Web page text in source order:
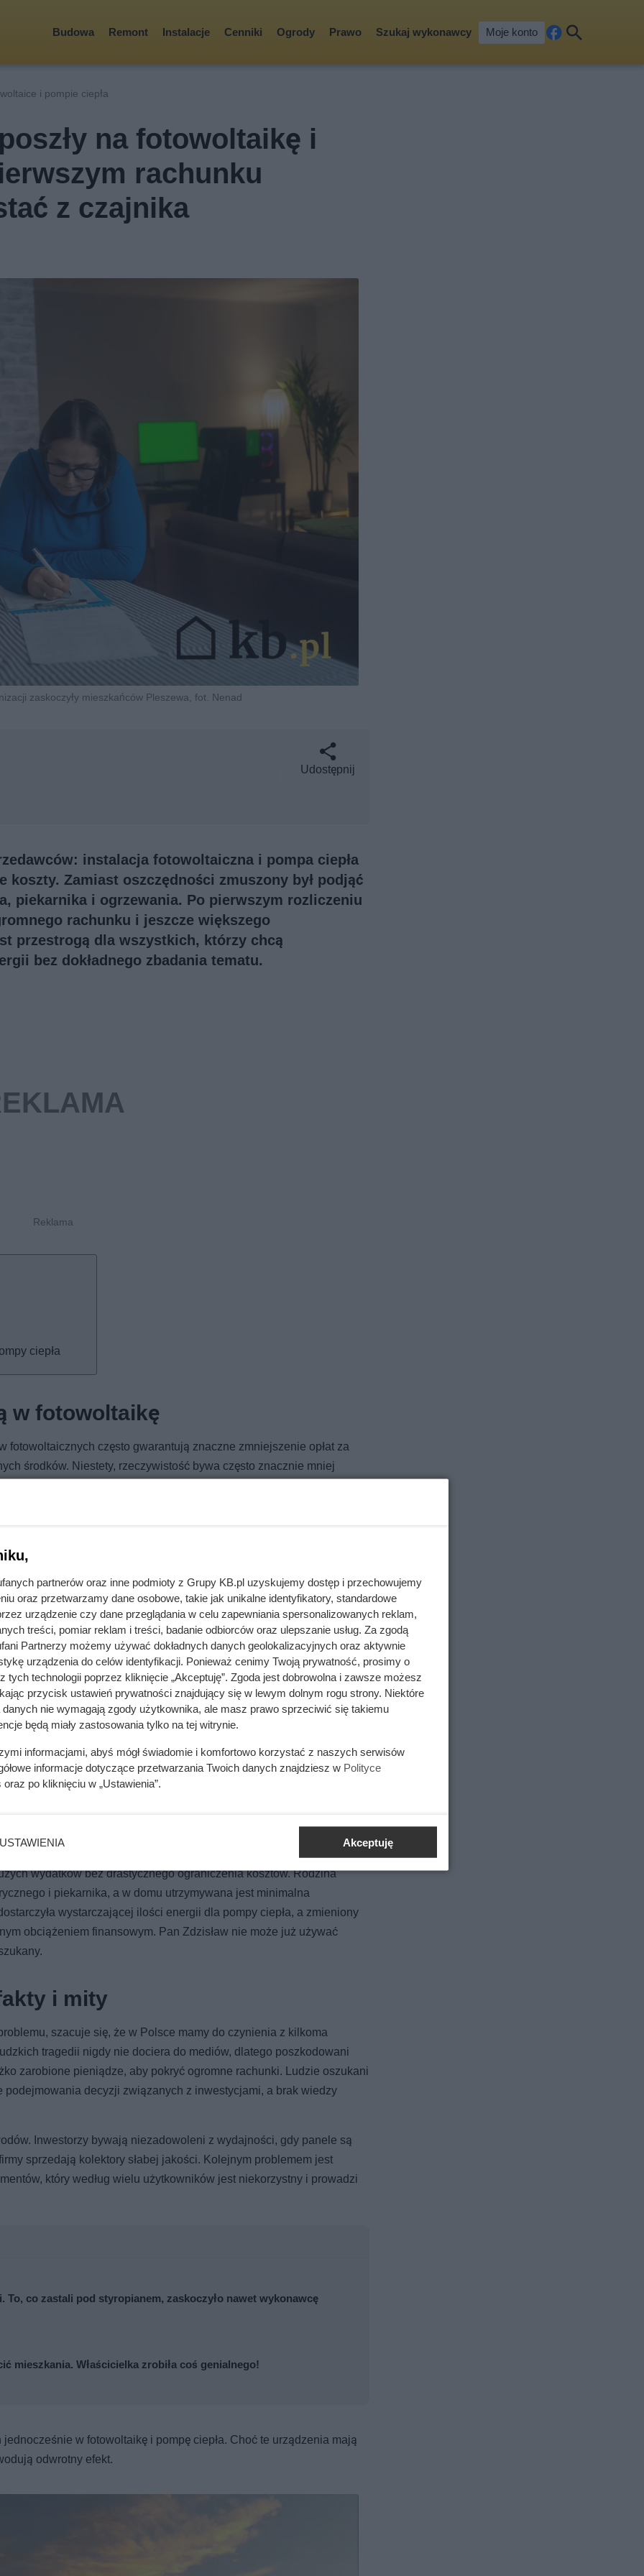
Budowa Remont Instalacje Cenniki Ogrody Prawo Szukaj wykonawcy Moje konto
cebkaj
i pompie ciepła
na fotowoltaikę i
rachunku
z czajnika
zaskoczyły mieszkańców Pleszewa, fot. Nenad
Udostępnij
instalacja fotowoltaiczna i pompa ciepła
koszty. Zamiast oszczędności zmuszony był podjąć
piekarnika i ogrzewania. Po pierwszym rozliczeniu
rachunku i jeszcze większego
przestrogą dla wszystkich, którzy chcą
bez dokładnego zbadania tematu.
ciepła
w fotowoltaikę
fotowoltaicznych często gwarantują znaczne zmniejszenie opłat za
środków. Niestety, rzeczywistość bywa często znacznie mniej
swoje oszczędności w energię odnawialną, a zamiast
kosztami. Taką relację przedstawił pan Zdzisław z Pleszewa –
związanymi z instalacją paneli słonecznych.
systemu fotowoltaicznego oraz pompy ciepła, licząc na wygodę i
w ramach programów „Czyste Powietrze” i „Twój Prąd”. Niestety,
warunkiem było usunięcie starego pieca węglowego.
programu „Czyste Powietrze” .
głównie od jednego elementu domu
z Dino. Klienci zaskoczeni
za prąd – przekraczającym dwa tysiące złotych. Jego
wydatków bez drastycznego ograniczenia kosztów. Rodzina
i piekarnika, a w domu utrzymywana jest minimalna
wystarczającej ilości energii dla pompy ciepła, a zmieniony
obciążeniem finansowym. Pan Zdzisław nie może już używać
i mity
szacuje się, że w Polsce mamy do czynienia z kilkoma
tragedii nigdy nie dociera do mediów, dlatego poszkodowani
zarobione pieniądze, aby pokryć ogromne rachunki. Ludzie oszukani
decyzji związanych z inwestycjami, a brak wiedzy
Inwestorzy bywają niezadowoleni z wydajności, gdy panele są
sprzedają kolektory słabej jakości. Kolejnym problemem jest
który według wielu użytkowników jest niekorzystny i prowadzi
To, co zastali pod styropianem, zaskoczyło nawet wykonawcę
mieszkania. Właścicielka zrobiła coś genialnego!
w fotowoltaikę i pompę ciepła. Choć te urządzenia mają
odwrotny efekt.
partnerów oraz inne podmioty z Grupy KB.pl uzyskujemy dostęp i przechowujemy
oraz przetwarzamy dane osobowe, takie jak unikalne identyfikatory, standardowe
urządzenie czy dane przeglądania w celu zapewniania spersonalizowanych reklam,
treści, pomiar reklam i treści, badanie odbiorców oraz ulepszanie usług. Za zgodą
Partnerzy możemy używać dokładnych danych geolokalizacyjnych oraz aktywnie
urządzenia do celów identyfikacji. Ponieważ cenimy Twoją prywatność, prosimy o
tych technologii poprzez kliknięcie „Akceptuję”. Zgoda jest dobrowolna i zawsze możesz
przycisk ustawień prywatności znajdujący się w lewym dolnym rogu strony. Niektóre
danych nie wymagają zgody użytkownika, ale masz prawo sprzeciwić się takiemu
będą miały zastosowania tylko na tej witrynie.
informacjami, abyś mógł świadomie i komfortowo korzystać z naszych serwisów
informacje dotyczące przetwarzania Twoich danych znajdziesz w Polityce
oraz po kliknięciu w „Ustawienia”.
USTAWIENIA Akceptuję